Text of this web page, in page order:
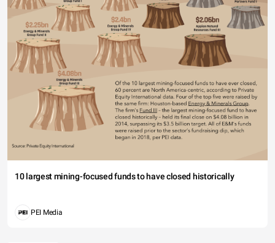
10 largest mining-focused funds to have closed historically
PEI Media